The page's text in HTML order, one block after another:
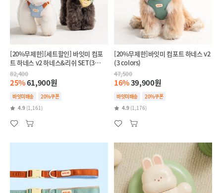
[20%무제한][세트할인] 바잇미 컴포
트 하네스 v2 하네스&리쉬 SET(3
colors)
82,400
25%61,900원
바잇미배송
20%쿠폰
4.9 (1,161)
[20%무제한]바잇미 컴포트 하네스 v2
(3 colors)
47,500
16%39,900원
바잇미배송
20%쿠폰
4.9 (1,176)